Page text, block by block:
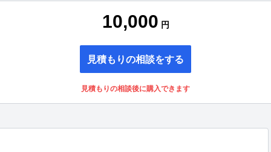
10,000 円
見積もりの相談をする
見積もりの相談後に購入できます